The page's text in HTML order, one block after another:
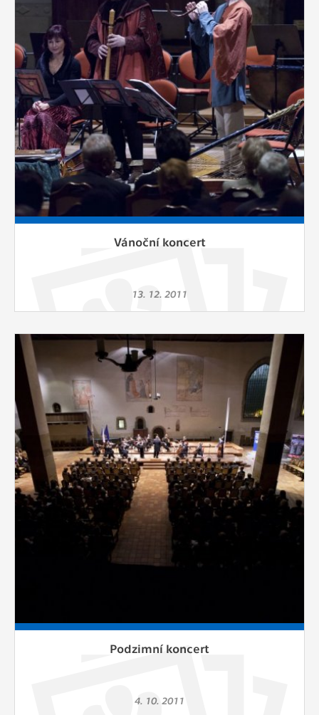
Vánoční koncert
13. 12. 2011
Podzimní koncert
4. 10. 2011